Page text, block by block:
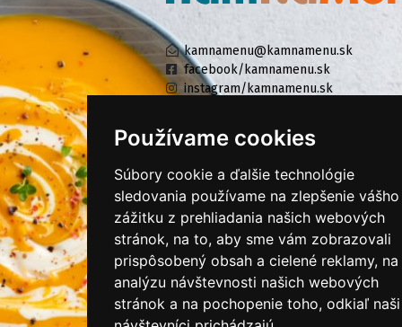
Používame cookies
Súbory cookie a ďalšie technológie
sledovania používame na zlepšenie vášho
zážitku z prehliadania našich webových
stránok, na to, aby sme vám zobrazovali
prispôsobený obsah a cielené reklamy, na
analýzu návštevnosti našich webových
stránok a na pochopenie toho, odkiaľ naši
kamnamenu@kamnamenu.sk
facebook/kamnamenu.sk
instagram/kamnamenu.sk
PRIHLÁSIŤ SA DO ZÁKAZNÍCKEJ ZÓNY
Všeobecné obchodné podmienky
Ochrana osobných údajov
Cookies